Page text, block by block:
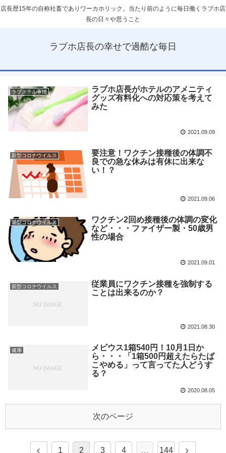
店長歴15年の自称社畜でありワーカホリック。当たり前のように毎日働くラブホ店
長の日々や思うこと
ラブホ店長の幸せで過酷な毎日
ラブホテル事情
ラブホ店長がホテルのアメニティ
グッズ有料化への対応策を考えて
みた
2021.09.09
新型コロナウイルス
要注意！ワクチン接種後の体調不
良での急な休みは有休に出来な
い！？
2021.09.06
新型コロナウイルス
ワクチン2回め接種後の体調の変化
など・・・ファイザー製・50歳男
性の場合
2021.09.01
新型コロナウイルス
従業員にワクチン接種を強制する
ことは出来るのか？
2021.08.30
健康
メビウス1箱540円！10月1日か
ら・・・「1箱500円超えたらたば
こやめる」って言ってた人どうす
る？
2020.08.05
次のページ
1 2 3 4 … 144